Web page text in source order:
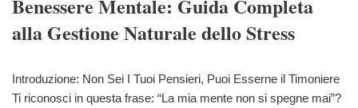
Benessere Mentale: Guida Completa
alla Gestione Naturale dello Stress
Introduzione: Non Sei I Tuoi Pensieri, Puoi Esserne il Timoniere
Ti riconosci in questa frase: “La mia mente non si spegne mai”?